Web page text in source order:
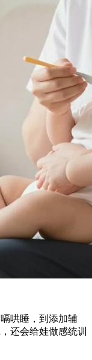
哄睡，到添加辅
还会给娃做感统训